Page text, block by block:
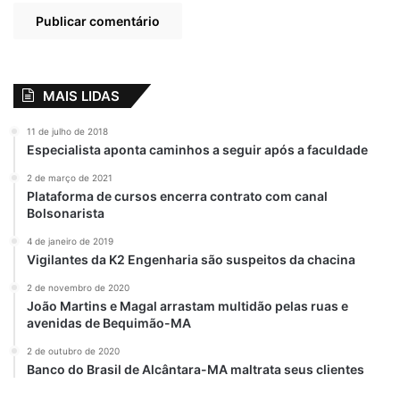
A Copa Rio Grande faz parte de um
planejamento mais amplo voltado ao
MAIS LIDAS
11 de julho de 2018
Especialista aponta caminhos a seguir após a faculdade
2 de março de 2021
Plataforma de cursos encerra contrato com canal
Bolsonarista
4 de janeiro de 2019
Vigilantes da K2 Engenharia são suspeitos da chacina
2 de novembro de 2020
João Martins e Magal arrastam multidão pelas ruas e
avenidas de Bequimão-MA
2 de outubro de 2020
Banco do Brasil de Alcântara-MA maltrata seus clientes